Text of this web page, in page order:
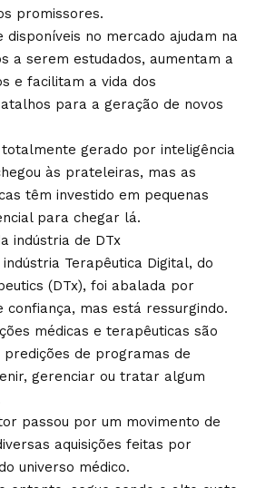
promissores.
disponíveis no mercado ajudam na
a serem estudados, aumentam a
e facilitam a vida dos
para a geração de novos
gerado por inteligência
às prateleiras, mas as
têm investido em pequenas
para chegar lá.
indústria de DTx
Terapêutica Digital, do
(DTx), foi abalada por
mas está ressurgindo.
médicas e terapêuticas são
de programas de
gerenciar ou tratar algum
passou por um movimento de
aquisições feitas por
universo médico.